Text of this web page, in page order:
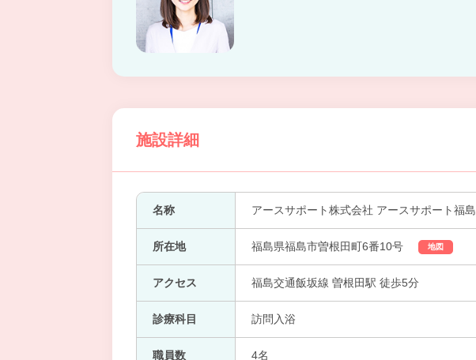
施設詳細
名称 アースサポート株式会社 アースサポート福島
所在地 福島県福島市曽根田町6番10号 地図
アクセス 福島交通飯坂線 曽根田駅 徒歩5分
診療科目 訪問入浴
職員数 4名